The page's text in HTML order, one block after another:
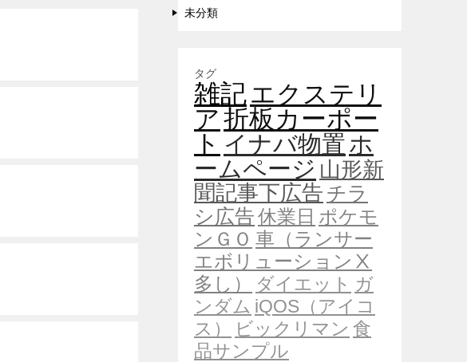
未分類
タグ
雑記エクステリ
ア折板カーポー
ト イナバ物置ホ
ームページ 山形新
聞記事下広告 チラ
シ広告休業日 ポケモ
ンＧＯ 車（ランサー
エボリューションⅩ
多し）
ダイエット ガ
ンダム iQOS（アイコ
ス）
ビックリマン 食
品サンプル